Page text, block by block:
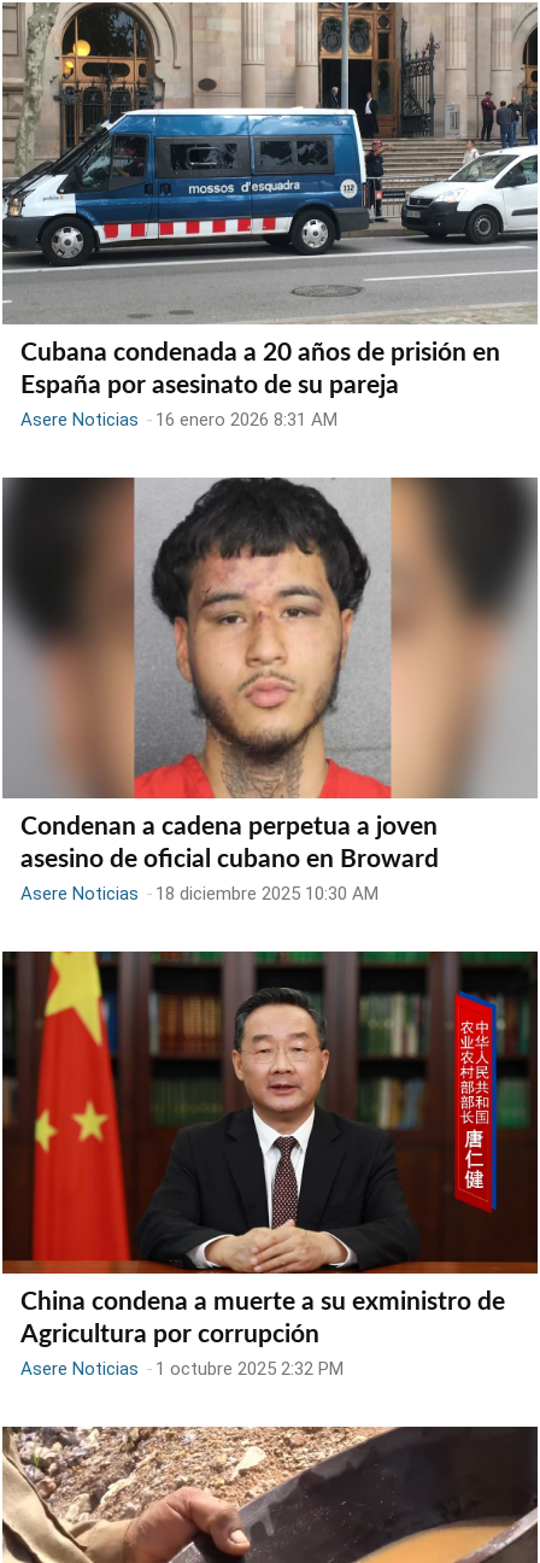
Cubana condenada a 20 años de prisión en
España por asesinato de su pareja
Asere Noticias - 16 enero 2026 8:31 AM
Condenan a cadena perpetua a joven
asesino de oficial cubano en Broward
Asere Noticias - 18 diciembre 2025 10:30 AM
China condena a muerte a su exministro de
Agricultura por corrupción
Asere Noticias - 1 octubre 2025 2:32 PM